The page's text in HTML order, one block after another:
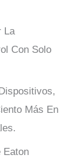
La
Con Solo
Más En
Eaton